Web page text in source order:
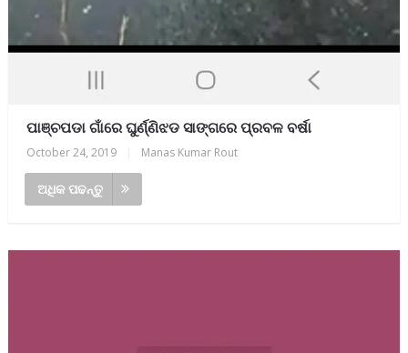
ପାଞ୍ଚପଡା ଗାଁରେ ଘୁର୍ଣ୍ଣିଝଡ ସାଙ୍ଗରେ ପ୍ରବଳ ବର୍ଷା
October 24, 2019 Manas Kumar Rout
ଅଧିକ ପଢନ୍ତୁ